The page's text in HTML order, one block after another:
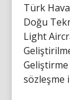
Türk
Doğu
Light
Geliştirme
sözleşme